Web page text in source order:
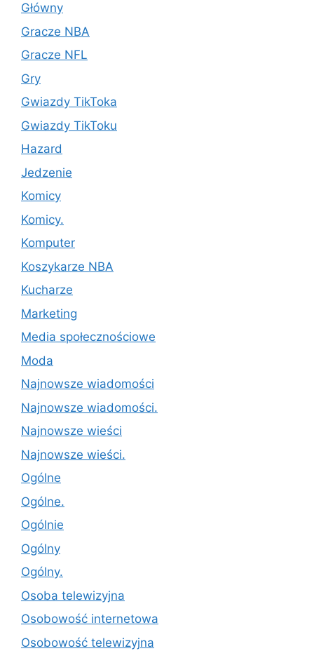
Główny
Gracze NBA
Gracze NFL
Gry
Gwiazdy TikToka
Gwiazdy TikToku
Hazard
Jedzenie
Komicy
Komicy.
Komputer
Koszykarze NBA
Kucharze
Marketing
Media społecznościowe
Moda
Najnowsze wiadomości
Najnowsze wiadomości.
Najnowsze wieści
Najnowsze wieści.
Ogólne
Ogólne.
Ogólnie
Ogólny
Ogólny.
Osoba telewizyjna
Osobowość internetowa
Osobowość telewizyjna